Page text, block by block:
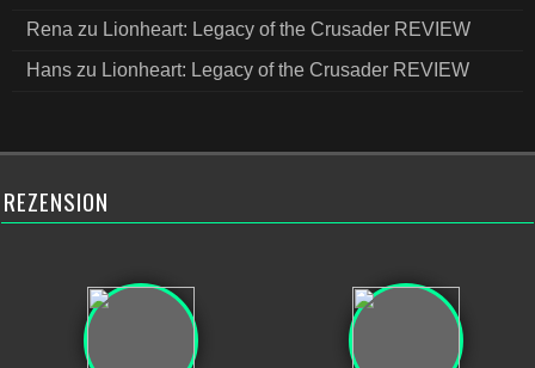
Rena zu Lionheart: Legacy of the Crusader REVIEW
Hans zu Lionheart: Legacy of the Crusader REVIEW
REZENSION